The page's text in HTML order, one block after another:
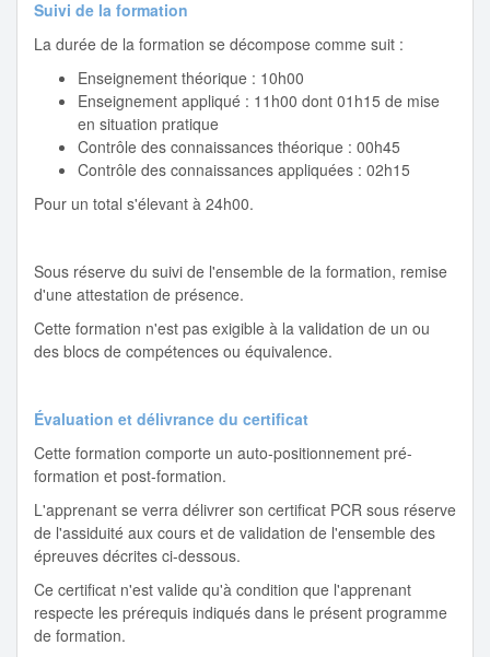
Suivi de la formation
La durée de la formation se décompose comme suit :
Enseignement théorique : 10h00
Enseignement appliqué : 11h00 dont 01h15 de mise
en situation pratique
Contrôle des connaissances théorique : 00h45
Contrôle des connaissances appliquées : 02h15
Pour un total s'élevant à 24h00.
Sous réserve du suivi de l'ensemble de la formation, remise
d'une attestation de présence.
Cette formation n'est pas exigible à la validation de un ou
des blocs de compétences ou équivalence.
Évaluation et délivrance du certificat
Cette formation comporte un auto-positionnement pré-
formation et post-formation.
L'apprenant se verra délivrer son certificat PCR sous réserve
de l'assiduité aux cours et de validation de l'ensemble des
épreuves décrites ci-dessous.
Ce certificat n'est valide qu'à condition que l'apprenant
respecte les prérequis indiqués dans le présent programme
de formation.